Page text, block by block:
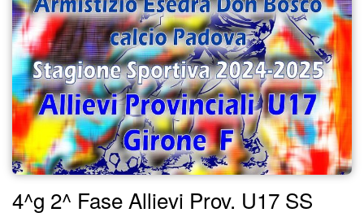
4^g 2^ Fase Allievi Prov. U17 SS